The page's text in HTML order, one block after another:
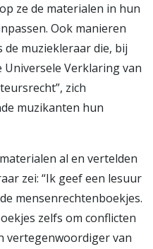
ze de materialen in hun
Ook manieren
de muziekleraar die, bij
Universele Verklaring van
zich
muzikanten hun
al en vertelden
zei: “Ik geef een lesuur
mensenrechtenboekjes.
zelfs om conflicten
vertegenwoordiger van